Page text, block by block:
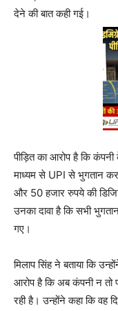
देने की बात कही गई।
पीड़ित का आरोप है कि
माध्यम से UPI से भुगतान
और 50 हजार रुपये की
उनका दावा है कि सभी
गए।
मिलाप सिंह ने बताया कि
आरोप है कि अब कंपनी न तो
रही है। उन्होंने कहा कि वह